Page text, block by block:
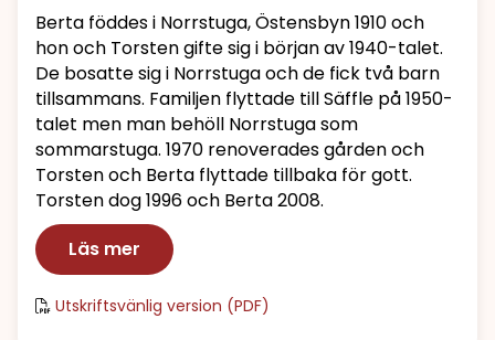
Berta föddes i Norrstuga, Östensbyn 1910 och
hon och Torsten gifte sig i början av 1940-talet.
De bosatte sig i Norrstuga och de fick två barn
tillsammans. Familjen flyttade till Säffle på 1950-
talet men man behöll Norrstuga som
sommarstuga. 1970 renoverades gården och
Torsten och Berta flyttade tillbaka för gott.
Torsten dog 1996 och Berta 2008.
Läs mer
Utskriftsvänlig version (PDF)